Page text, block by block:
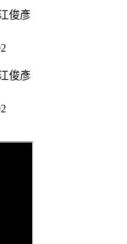
俊彥
俊彥